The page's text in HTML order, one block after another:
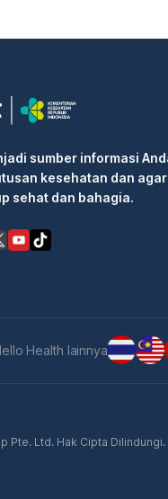
sumber informasi
kesehatan dan agar
sehat dan bahagia.
Health lainnya
Pte. Ltd. Hak Cipta